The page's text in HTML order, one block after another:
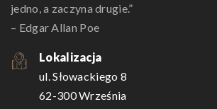
jedno, a zaczyna drugie.”
– Edgar Allan Poe
Lokalizacja
ul. Słowackiego 8
62-300 Września